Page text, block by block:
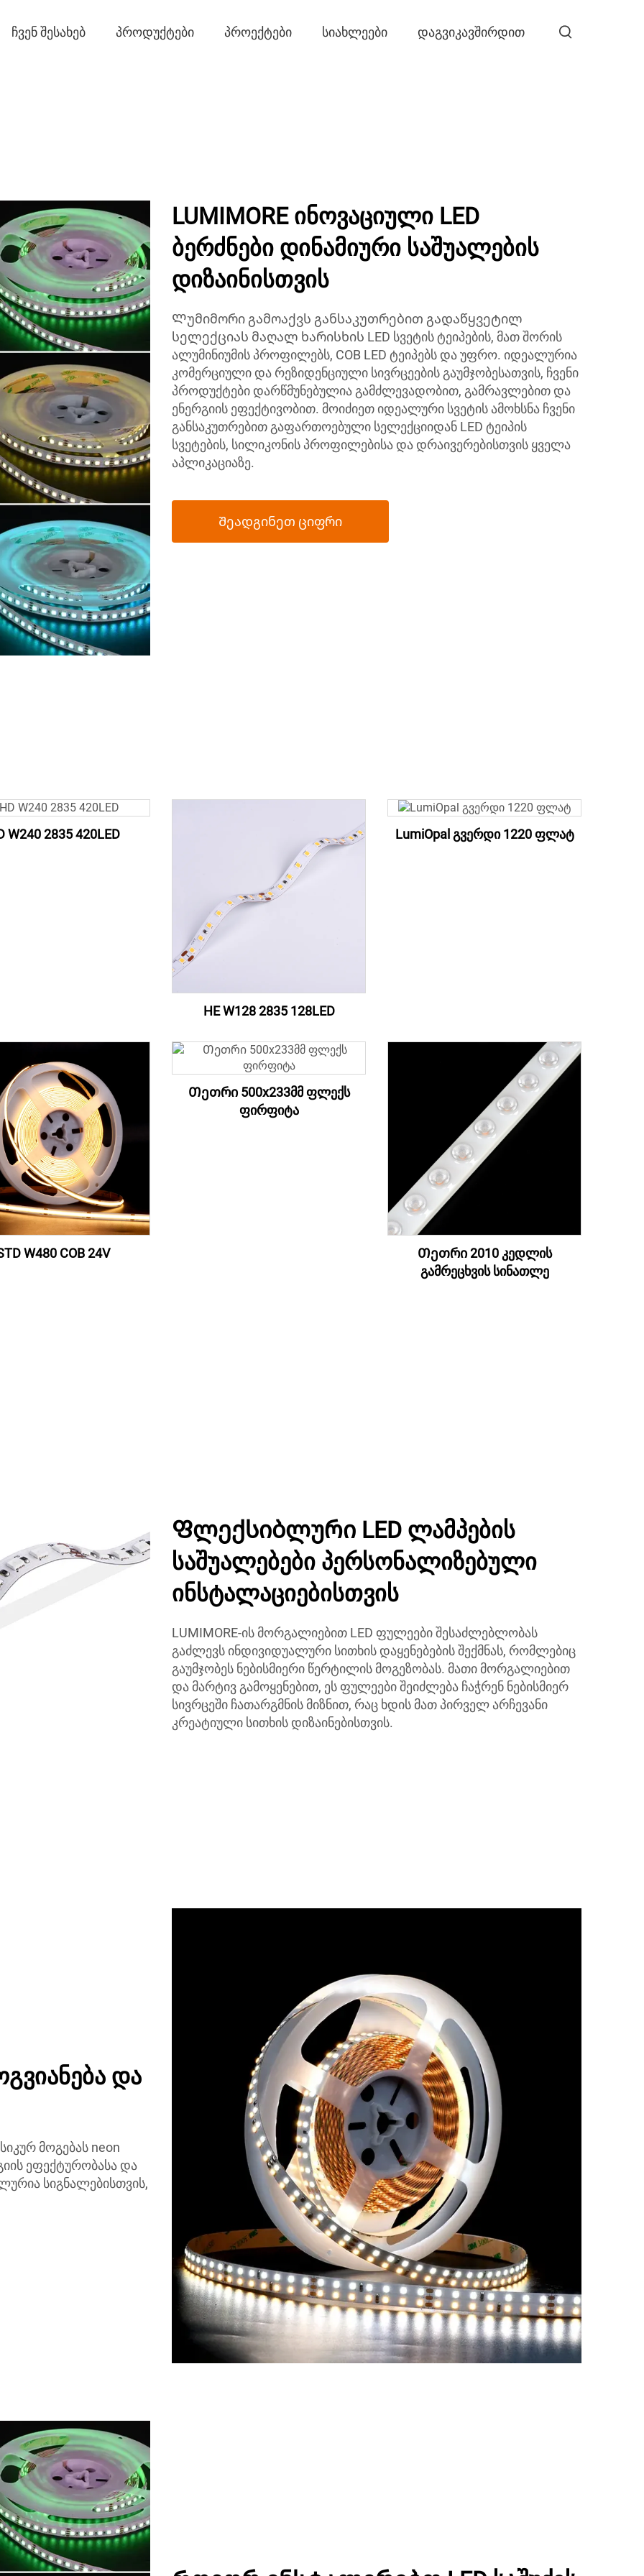
ᲩᲕᲔᲜ ᲨᲔᲡᲐᲮᲔᲑ ᲞᲠᲝᲓᲣᲥᲢᲔᲑᲘ ᲞᲠᲝᲔᲥᲢᲔᲑᲘ ᲡᲘᲐᲮᲚᲔᲔᲑᲘ ᲓᲐᲒᲕᲘᲙᲐᲕᲨᲘᲠᲓᲘᲗ
LUMIMORE ინოვაციული LED
ბერძნები დინამიური საშუალების
დიზაინისთვის
Ლუმიმორი გამოაქვს განსაკუთრებით გადაწყვეტილ
სელექციას მაღალ ხარისხის LED სვეტის ტეიპების, მათ შორის
ალუმინიუმის პროფილებს, COB LED ტეიპებს და უფრო. იდეალურია
კომერციული და რეზიდენციული სივრცეების გაუმჯობესათვის, ჩვენი
პროდუქტები დარწმუნებულია გამძლევადობით, გამრავლებით და
ენერგიის ეფექტივობით. მოიძიეთ იდეალური სვეტის ამოხსნა ჩვენი
განსაკუთრებით გაფართოებული სელექციიდან LED ტეიპის
სვეტების, სილიკონის პროფილებისა და დრაივერებისთვის ყველა
აპლიკაციაზე.
Შეადგინეთ ციფრი
W240 2835 420LED
HE W128 2835 128LED
LumiOpal გვერდი 1220 ფლატ
W480 COB 24V
Თეთრი 500x233მმ ფლექს
ფირფიტა
Თეთრი 2010 კედლის
გამრეცხვის სინათლე
Ფლექსიბლური LED ლამპების
საშუალებები პერსონალიზებული
ინსტალაციებისთვის
LUMIMORE-ის მორგალიებით LED ფულეები შესაძლებლობას
გაძლევს ინდივიდუალური სითხის დაყენებების შექმნას, რომლებიც
გაუმჯობეს ნებისმიერი წერტილის მოგეზობას. მათი მორგალიებით
და მარტივ გამოყენებით, ეს ფულეები შეიძლება ჩაჭრენ ნებისმიერ
სივრცეში ჩათარგმნის მიზნით, რაც ხდის მათ პირველ არჩევანი
კრეატიული სითხის დიზაინებისთვის.
და
მოგებას neon
ეფექტურობასა და
სიგნალებისთვის,